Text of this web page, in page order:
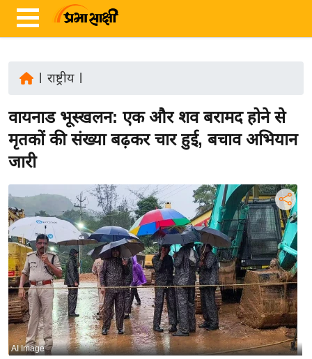
ज़ा
ख
ब
र
रा
ष्ट्री
य
अं
त
र्रा
ष्ट्री
य
बि
राष्ट्रीय|
वायनाड भूस्खलन: एक और शव बरामद होने से
मृतकों की संख्या बढ़कर चार हुई, बचाव अभियान
जारी
AI Image